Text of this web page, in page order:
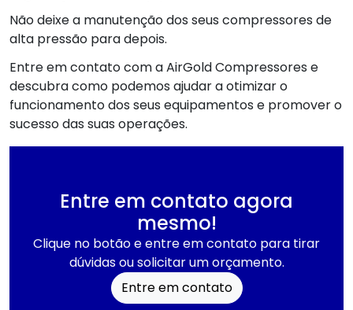
Não deixe a manutenção dos seus compressores de
alta pressão para depois.
Entre em contato com a AirGold Compressores e
descubra como podemos ajudar a otimizar o
funcionamento dos seus equipamentos e promover o
sucesso das suas operações.
Entre em contato agora
mesmo!
Clique no botão e entre em contato para tirar
dúvidas ou solicitar um orçamento.
Entre em contato